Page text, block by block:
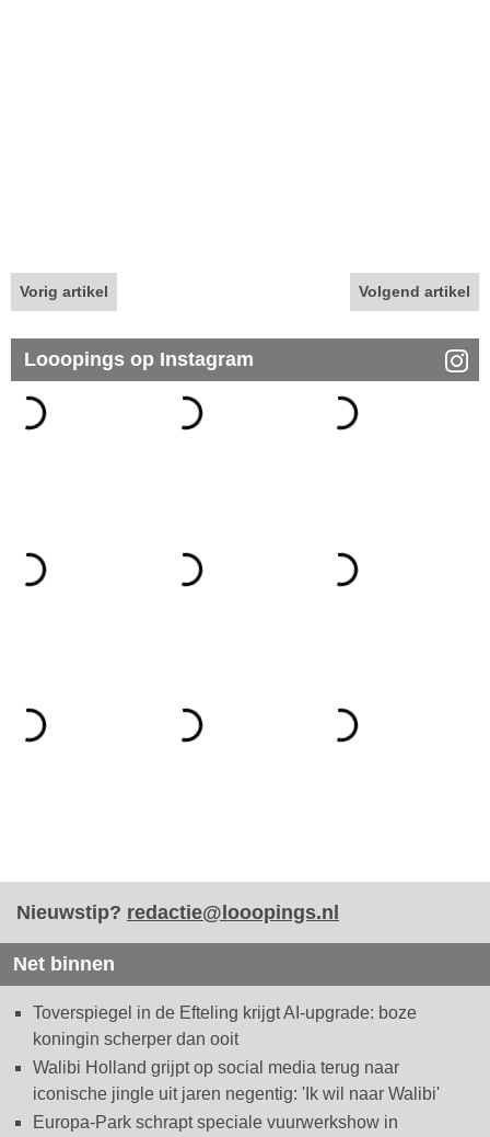
Vorig artikel Volgend artikel
Looopings op Instagram
Nieuwstip? redactie@looopings.nl
Net binnen
Toverspiegel in de Efteling krijgt AI-upgrade: boze
koningin scherper dan ooit
Walibi Holland grijpt op social media terug naar
iconische jingle uit jaren negentig: 'Ik wil naar Walibi'
Europa-Park schrapt speciale vuurwerkshow in